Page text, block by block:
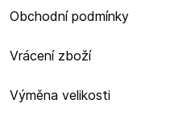
Obchodní podmínky
Vrácení zboží
Výměna velikosti